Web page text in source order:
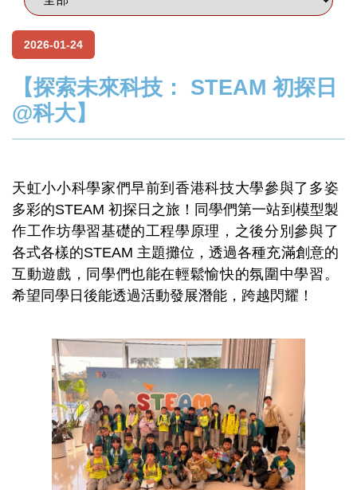
2026-01-24
【探索未來科技： STEAM 初探日
@科大】
天虹小小科學家們早前到香港科技大學參與了多姿
多彩的STEAM 初探日之旅！同學們第一站到模型製
作工作坊學習基礎的工程學原理，之後分別參與了
各式各樣的STEAM 主題攤位，透過各種充滿創意的
互動遊戲，同學們也能在輕鬆愉快的氛圍中學習。
希望同學日後能透過活動發展潛能，跨越閃耀！